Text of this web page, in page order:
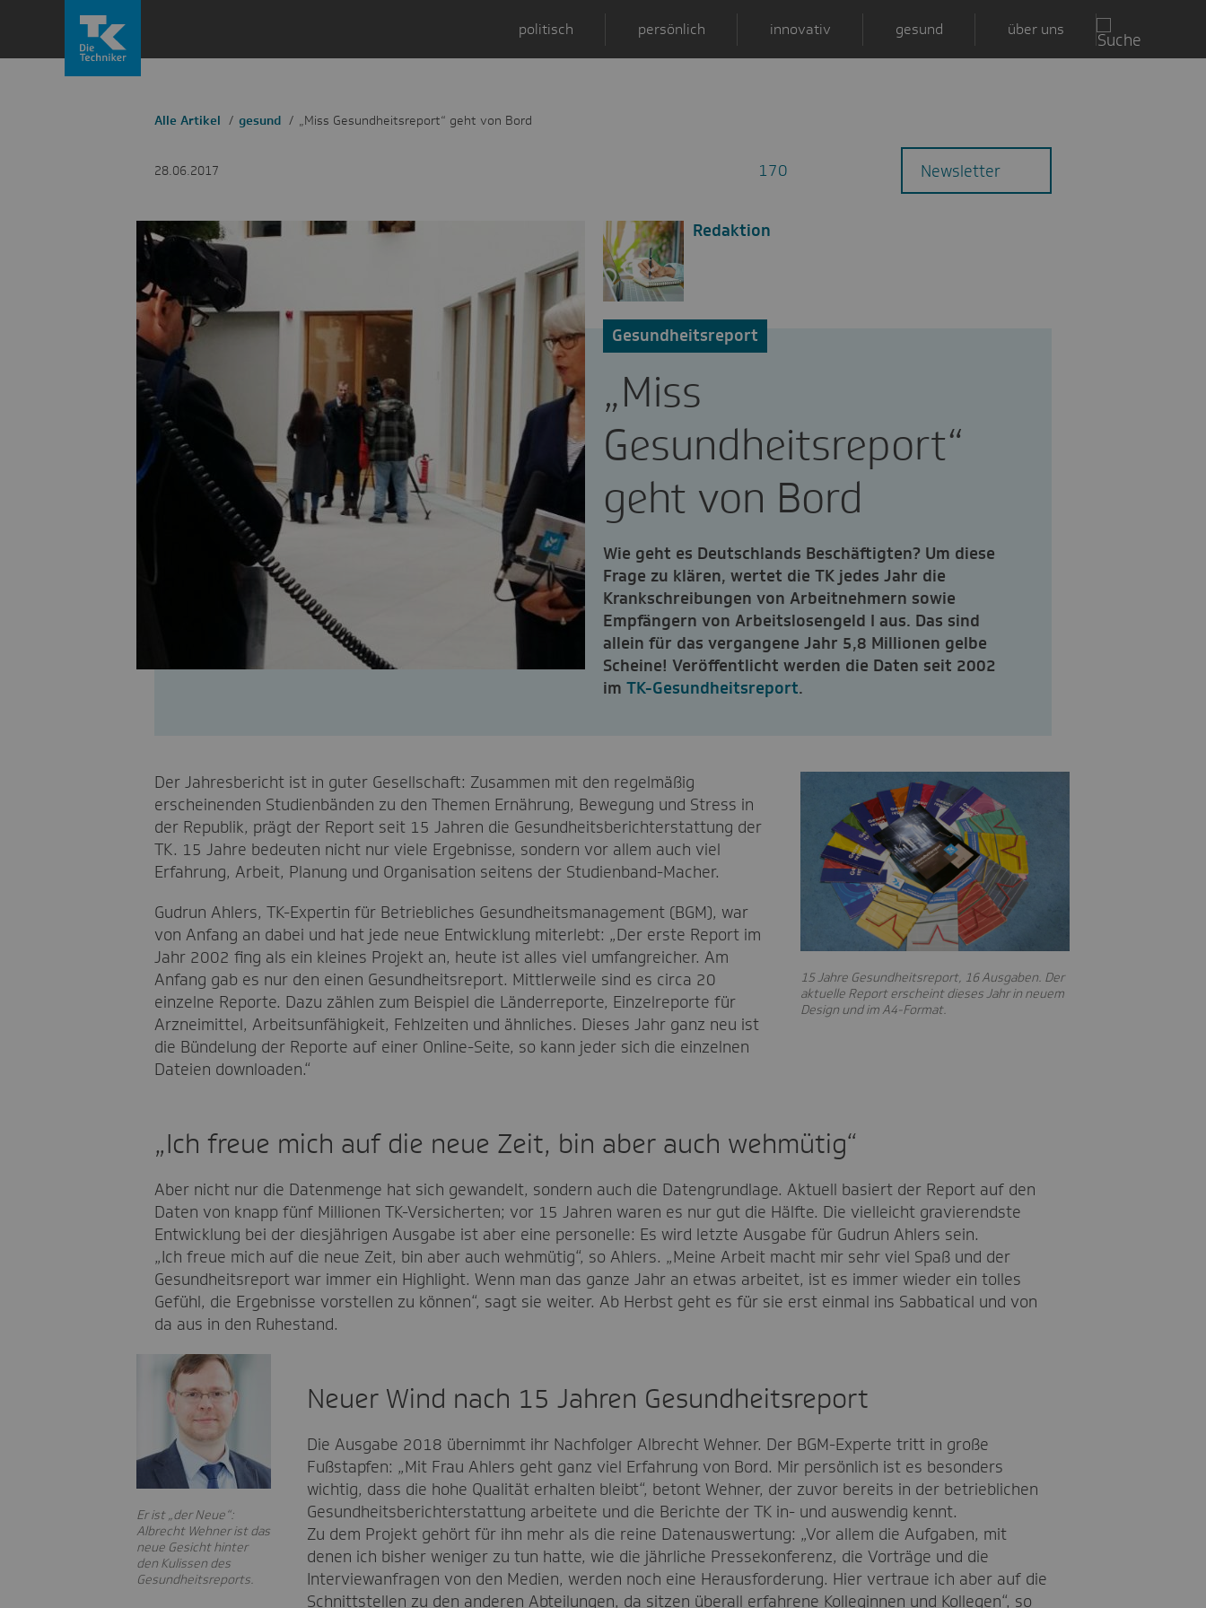
politisch persönlich innovativ gesund über uns
Alle Artikel gesund „Miss Gesundheitsreport“ geht von Bord
28.06.2017 170
Kommentaren
Newsletter
Redaktion
Gesundheitsreport
„Miss
Gesundheitsreport“
geht von Bord
Wie geht es Deutschlands Beschäftigten? Um diese
Frage zu klären, wertet die TK jedes Jahr die
Krankschreibungen von Arbeitnehmern sowie
Empfängern von Arbeitslosengeld I aus. Das sind
allein für das vergangene Jahr 5,8 Millionen gelbe
Scheine! Veröffentlicht werden die Daten seit 2002
im TK-Gesundheitsreport.
15 Jahre Gesundheitsreport, 16 Ausgaben. Der
aktuelle Report erscheint dieses Jahr in neuem
Design und im A4-Format.
Der Jahresbericht ist in guter Gesellschaft: Zusammen mit den regelmäßig
erscheinenden Studienbänden zu den Themen Ernährung, Bewegung und Stress in
der Republik, prägt der Report seit 15 Jahren die Gesundheitsberichterstattung der
TK. 15 Jahre bedeuten nicht nur viele Ergebnisse, sondern vor allem auch viel
Erfahrung, Arbeit, Planung und Organisation seitens der Studienband-Macher.
Gudrun Ahlers, TK-Expertin für Betriebliches Gesundheitsmanagement (BGM), war
von Anfang an dabei und hat jede neue Entwicklung miterlebt: „Der erste Report im
Jahr 2002 fing als ein kleines Projekt an, heute ist alles viel umfangreicher. Am
Anfang gab es nur den einen Gesundheitsreport. Mittlerweile sind es circa 20
einzelne Reporte. Dazu zählen zum Beispiel die Länderreporte, Einzelreporte für
Arzneimittel, Arbeitsunfähigkeit, Fehlzeiten und ähnliches. Dieses Jahr ganz neu ist
die Bündelung der Reporte auf einer Online-Seite, so kann jeder sich die einzelnen
Dateien downloaden.“
„Ich freue mich auf die neue Zeit, bin aber auch wehmütig“
Aber nicht nur die Datenmenge hat sich gewandelt, sondern auch die Datengrundlage. Aktuell basiert der Report auf den
Daten von knapp fünf Millionen TK-Versicherten; vor 15 Jahren waren es nur gut die Hälfte. Die vielleicht gravierendste
Entwicklung bei der diesjährigen Ausgabe ist aber eine personelle: Es wird letzte Ausgabe für Gudrun Ahlers sein.
„Ich freue mich auf die neue Zeit, bin aber auch wehmütig“, so Ahlers. „Meine Arbeit macht mir sehr viel Spaß und der
Gesundheitsreport war immer ein Highlight. Wenn man das ganze Jahr an etwas arbeitet, ist es immer wieder ein tolles
Gefühl, die Ergebnisse vorstellen zu können“, sagt sie weiter. Ab Herbst geht es für sie erst einmal ins Sabbatical und von
da aus in den Ruhestand.
Er ist „der Neue“:
Albrecht Wehner ist das
neue Gesicht hinter
den Kulissen des
Gesundheitsreports.
Neuer Wind nach 15 Jahren Gesundheitsreport
Die Ausgabe 2018 übernimmt ihr Nachfolger Albrecht Wehner. Der BGM-Experte tritt in große
Fußstapfen: „Mit Frau Ahlers geht ganz viel Erfahrung von Bord. Mir persönlich ist es besonders
wichtig, dass die hohe Qualität erhalten bleibt“, betont Wehner, der zuvor bereits in der betrieblichen
Gesundheitsberichterstattung arbeitete und die Berichte der TK in- und auswendig kennt.
Zu dem Projekt gehört für ihn mehr als die reine Datenauswertung: „Vor allem die Aufgaben, mit
denen ich bisher weniger zu tun hatte, wie die jährliche Pressekonferenz, die Vorträge und die
Interviewanfragen von den Medien, werden noch eine Herausforderung. Hier vertraue ich aber auf die
Schnittstellen zu den anderen Abteilungen, da sitzen überall erfahrene Kolleginnen und Kollegen“, so